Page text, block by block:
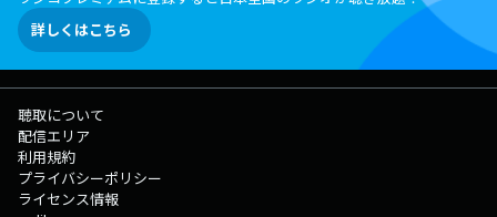
詳しくはこちら
聴取について
配信エリア
利用規約
プライバシーポリシー
ライセンス情報